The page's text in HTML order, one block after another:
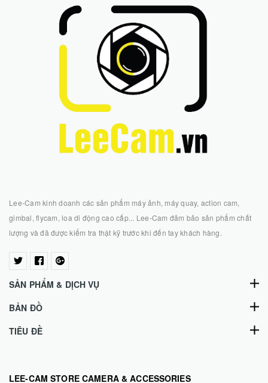
Lee-Cam kinh doanh các sản phẩm máy ảnh, máy quay, action cam,
gimbal, flycam, loa di động cao cấp... Lee-Cam đảm bảo sản phẩm chất
lượng và đã được kiểm tra thật kỹ trước khi đến tay khách hàng.
SẢN PHẨM & DỊCH VỤ
BẢN ĐỒ
TIÊU ĐỀ
LEE-CAM STORE CAMERA & ACCESSORIES